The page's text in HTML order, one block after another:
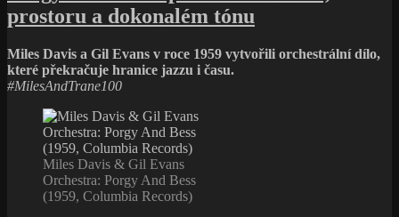
Abstract
Harriotta
(1963)
britského
jazzu
prostoru a dokonalém tónu
Miles Davis a Gil Evans v roce 1959 vytvořili orchestrální dílo,
které překračuje hranice jazzu i času.
#MilesAndTrane100
Miles Davis & Gil Evans
Orchestra: Porgy And Bess
(1959, Columbia Records)